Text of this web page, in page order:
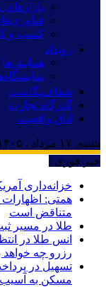
بازارهای
کسب و
رویداد
همایش‌ها
شفاف‌نگاشت
گذرگاه تجارت
اتاق واقعیت
شنبه, ۱۷ مرداد , ۱۴۰۵ برابر با - Saturday, 8 August , 2026
خبر فوری :
خزانه‌داری
همتی: اظهارات
متناقض است
طلا در مسیر
انس طلا در
رزرو چه خواهد
مسکن به